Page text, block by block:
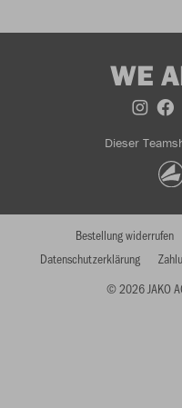
WE
Dieser
© 2026 JAKO
Bestellung widerrufen
Datenschutzerklärung